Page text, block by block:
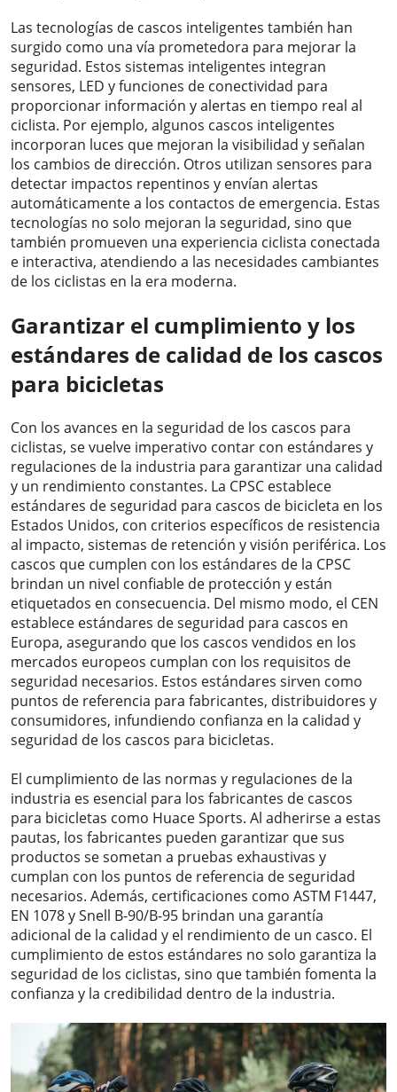
Las tecnologías de cascos inteligentes también han
surgido como una vía prometedora para mejorar la
seguridad. Estos sistemas inteligentes integran
sensores, LED y funciones de conectividad para
proporcionar información y alertas en tiempo real al
ciclista. Por ejemplo, algunos cascos inteligentes
incorporan luces que mejoran la visibilidad y señalan
los cambios de dirección. Otros utilizan sensores para
detectar impactos repentinos y envían alertas
automáticamente a los contactos de emergencia. Estas
tecnologías no solo mejoran la seguridad, sino que
también promueven una experiencia ciclista conectada
e interactiva, atendiendo a las necesidades cambiantes
de los ciclistas en la era moderna.
Garantizar el cumplimiento y los
estándares de calidad de los cascos
para bicicletas
Con los avances en la seguridad de los cascos para
ciclistas, se vuelve imperativo contar con estándares y
regulaciones de la industria para garantizar una calidad
y un rendimiento constantes. La CPSC establece
estándares de seguridad para cascos de bicicleta en los
Estados Unidos, con criterios específicos de resistencia
al impacto, sistemas de retención y visión periférica. Los
cascos que cumplen con los estándares de la CPSC
brindan un nivel confiable de protección y están
etiquetados en consecuencia. Del mismo modo, el CEN
establece estándares de seguridad para cascos en
Europa, asegurando que los cascos vendidos en los
mercados europeos cumplan con los requisitos de
seguridad necesarios. Estos estándares sirven como
puntos de referencia para fabricantes, distribuidores y
consumidores, infundiendo confianza en la calidad y
seguridad de los cascos para bicicletas.
El cumplimiento de las normas y regulaciones de la
industria es esencial para los fabricantes de cascos
para bicicletas como Huace Sports. Al adherirse a estas
pautas, los fabricantes pueden garantizar que sus
productos se sometan a pruebas exhaustivas y
cumplan con los puntos de referencia de seguridad
necesarios. Además, certificaciones como ASTM F1447,
EN 1078 y Snell B-90/B-95 brindan una garantía
adicional de la calidad y el rendimiento de un casco. El
cumplimiento de estos estándares no solo garantiza la
seguridad de los ciclistas, sino que también fomenta la
confianza y la credibilidad dentro de la industria.